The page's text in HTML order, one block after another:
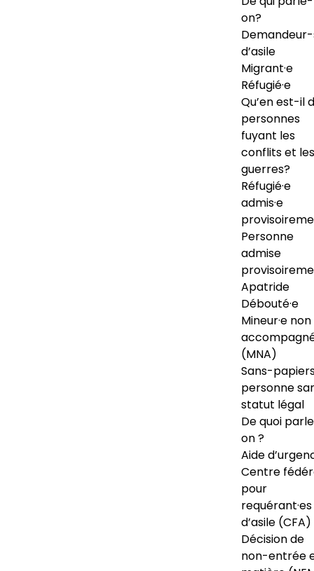
on?
d’asile
Migrant·e
Réfugié·e
Qu’en est-il
personnes
fuyant les
conflits et les
guerres?
Réfugié·e
admis·e
Personne
admise
Apatride
Débouté·e
Mineur·e non
(MNA)
Sans-
personne
statut légal
De quoi
on ?
Aide
Centre
pour
requérant·es
d’asile (CFA)
Décision de
non-entrée